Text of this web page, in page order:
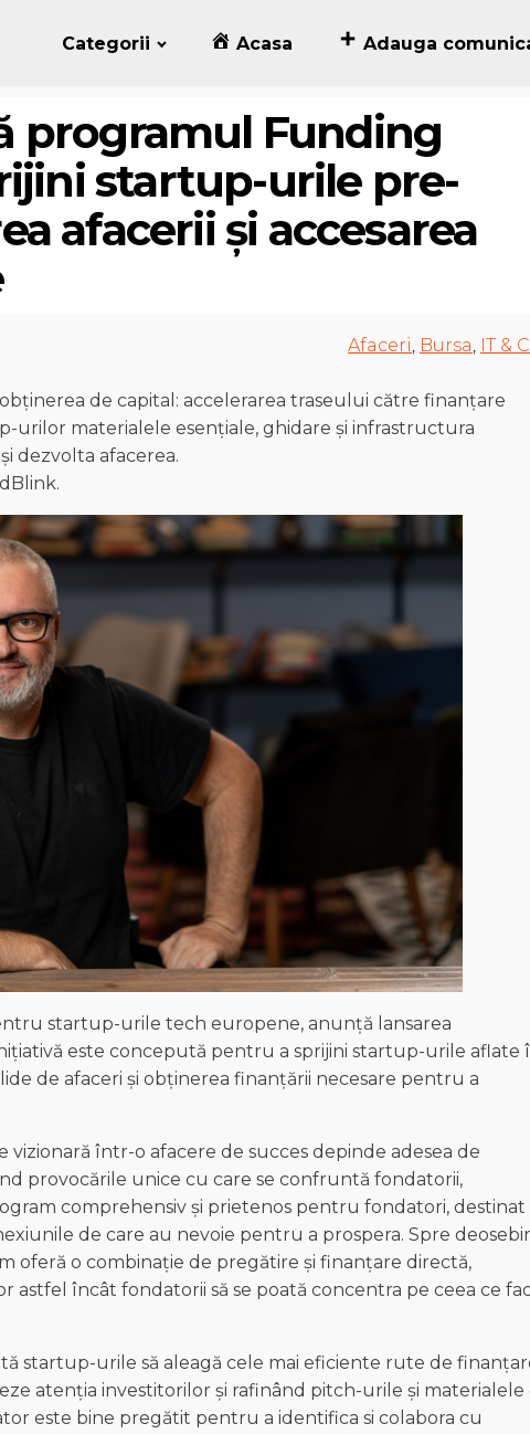
Categorii Acasa Adauga
programul Funding
startup-urile pre-
afacerii și accesarea
Afaceri, Bursa, IT & C
de capital: accelerarea traseului către finanțare
urilor materialele esențiale, ghidare și infrastructura
dezvolta afacerea.
startup-urile tech europene, anunță lansarea
este concepută pentru a sprijini startup-urile aflate
de afaceri și obținerea finanțării necesare pentru a
într-o afacere de succes depinde adesea de
provocările unice cu care se confruntă fondatorii,
comprehensiv și prietenos pentru fondatori, destinat
de care au nevoie pentru a prospera. Spre
oferă o combinație de pregătire și finanțare directă,
încât fondatorii să se poată concentra pe ceea ce
startup-urile să aleagă cele mai eficiente rute de
atenția investitorilor și rafinând pitch-urile și materialele
este bine pregătit pentru a identifica si colabora cu